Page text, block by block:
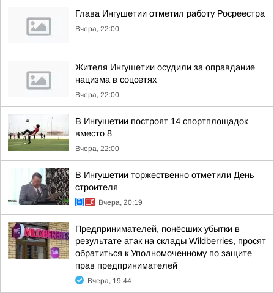
Глава Ингушетии отметил работу Росреестра
Вчера, 22:00
Жителя Ингушетии осудили за оправдание
нацизма в соцсетях
Вчера, 22:00
В Ингушетии построят 14 спортплощадок
вместо 8
Вчера, 22:00
В Ингушетии торжественно отметили День
строителя
Вчера, 20:19
Предпринимателей, понёсших убытки в
результате атак на склады Wildberries, просят
обратиться к Уполномоченному по защите
прав предпринимателей
Вчера, 19:44